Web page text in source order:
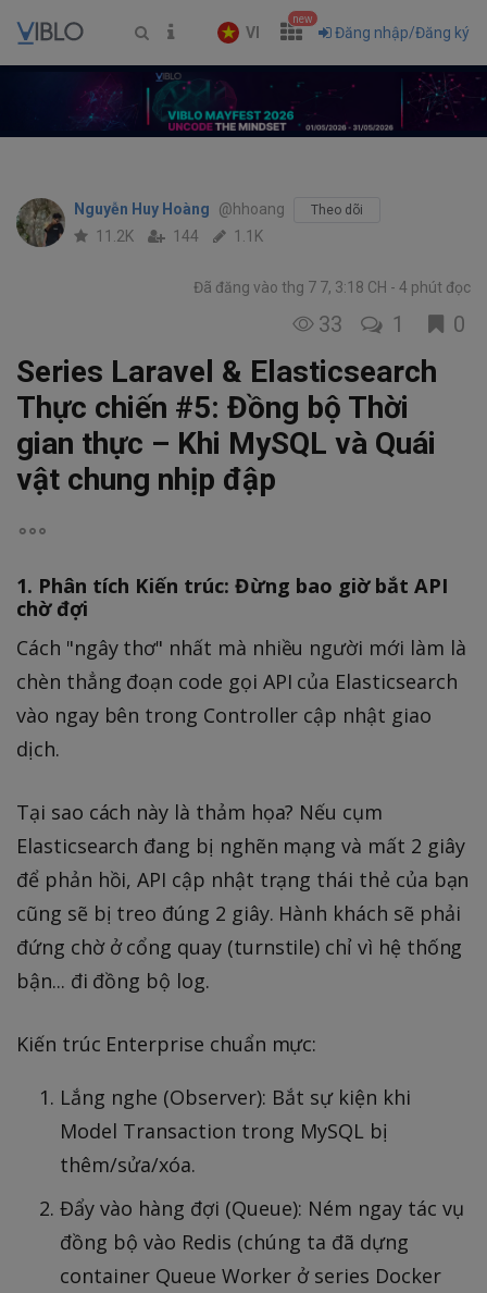
VI
new
Đăng nhập/Đăng ký
Nguyễn Huy Hoàng @hhoang Theo dõi
11.2K 144 1.1K
Đã đăng vào thg 7 7, 3:18 CH 4 phút đọc
33 1 0
Series Laravel & Elasticsearch
Thực chiến #5: Đồng bộ Thời
gian thực – Khi MySQL và Quái
vật chung nhịp đập
1. Phân tích Kiến trúc: Đừng bao giờ bắt API
chờ đợi
Cách "ngây thơ" nhất mà nhiều người mới làm là
chèn thẳng đoạn code gọi API của Elasticsearch
vào ngay bên trong Controller cập nhật giao
dịch.
Tại sao cách này là thảm họa? Nếu cụm
Elasticsearch đang bị nghẽn mạng và mất 2 giây
để phản hồi, API cập nhật trạng thái thẻ của bạn
cũng sẽ bị treo đúng 2 giây. Hành khách sẽ phải
đứng chờ ở cổng quay (turnstile) chỉ vì hệ thống
bận... đi đồng bộ log.
Kiến trúc Enterprise chuẩn mực:
Lắng nghe (Observer): Bắt sự kiện khi
Model Transaction trong MySQL bị
thêm/sửa/xóa.
Đẩy vào hàng đợi (Queue): Ném ngay tác vụ
đồng bộ vào Redis (chúng ta đã dựng
container Queue Worker ở series Docker